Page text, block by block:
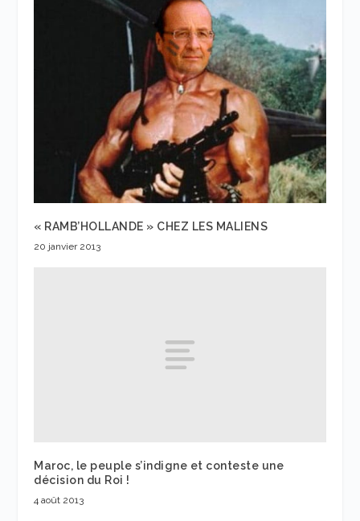
« RAMB’HOLLANDE » CHEZ LES MALIENS
20 janvier 2013
Maroc, le peuple s’indigne et conteste une
décision du Roi !
4 août 2013